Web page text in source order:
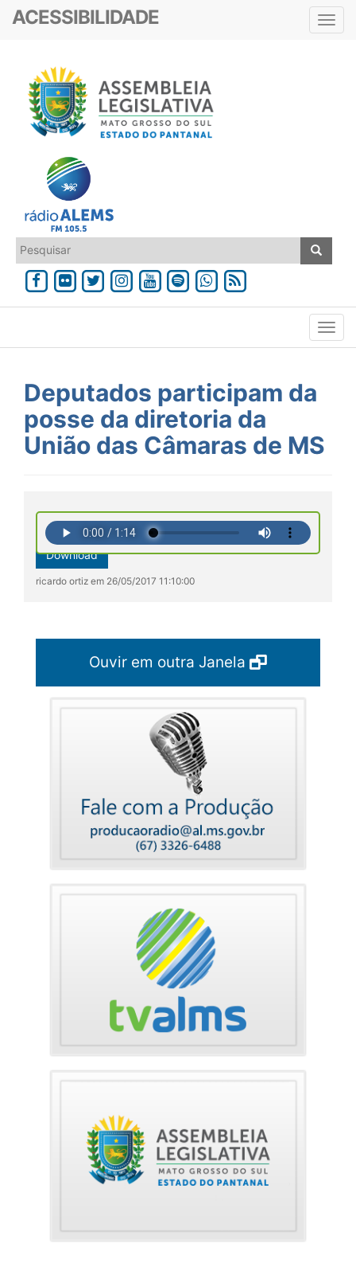
ACESSIBILIDADE
Deputados participam da
posse da diretoria da
União das Câmaras de MS
Download
ricardo ortiz em 26/05/2017 11:10:00
Ouvir em outra Janela